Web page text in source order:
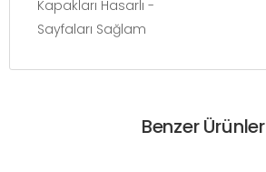
Kapakları Hasarlı -
Sayfaları Sağlam
Benzer Ürünler